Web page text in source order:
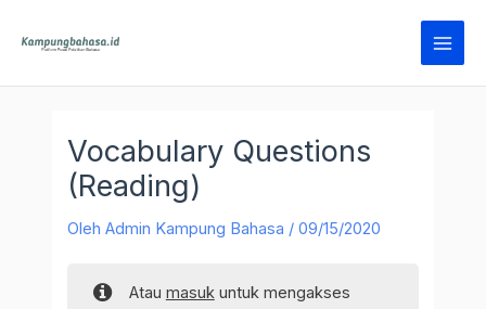
Main
Vocabulary Questions
(Reading)
OlehAdmin Kampung Bahasa /09/15/2020
Atau masukuntuk mengakses